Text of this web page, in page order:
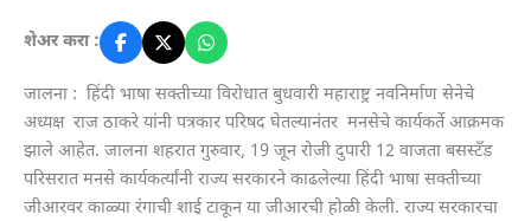
शेअर करा :
जालना : हिंदी भाषा सक्तीच्या विरोधात बुधवारी महाराष्ट्र नवनिर्माण सेनेचे
अध्यक्ष राज ठाकरे यांनी पत्रकार परिषद घेतल्यानंतर मनसेचे कार्यकर्ते आक्रमक
झाले आहेत. जालना शहरात गुरुवार, 19 जून रोजी दुपारी 12 वाजता बसस्टँड
परिसरात मनसे कार्यकर्त्यांनी राज्य सरकारने काढलेल्या हिंदी भाषा सक्तीच्या
जीआरवर काळ्या रंगाची शाई टाकून या जीआरची होळी केली. राज्य सरकारचा